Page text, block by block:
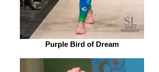
Purple Bird of Dream